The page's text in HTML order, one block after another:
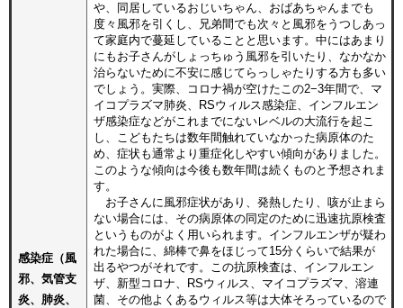
感染症（風
邪、気管支
炎、肺炎、
や、同居しているおじいちゃん、おばあちゃんまでも
度々風邪を引くし、兄弟間でも次々と風邪をうつしあっ
て家庭内で蔓延していることと思います。中にはあまり
にもお子さんがしょっちゅう風邪を引いたり、なかなか
治らないために不安に感じてらっしゃたりする方も多い
でしょう。実際、コロナ禍が空けたこの2−3年間で、マ
イコプラズマ肺炎、RSウィルス感染症、インフルエン
ザ感染症などがこれまでにないレベルの大流行を起こ
し、こどもたちは数年間触れていなかった病原体のた
め、症状も通常より重症化しやすい傾向がありました。
このような傾向は今後も数年間は続くものと予想されま
す。
お子さんに風邪症状があり、発熱したり、咳が止まら
ない場合には、その病原体の同定のために迅速抗原検査
というものがよく用いられます。インフルエンザが疑わ
れた場合に、綿棒で鼻をほじって15分くらいで結果が
出るやつがそれです。この抗原検査は、インフルエン
ザ、新型コロナ、RSウィルス、マイコプラズマ、溶連
菌、その他よくあるウィルス等は大体そろっているので